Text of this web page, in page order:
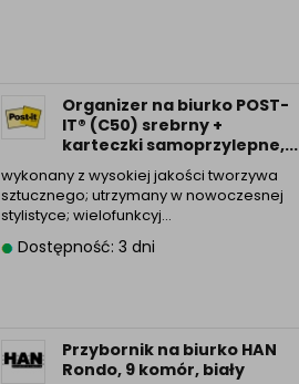
Organizer na biurko POST-
IT® (C50) srebrny +
karteczki samoprzylepne,...
wykonany z wysokiej jakości tworzywa
sztucznego; utrzymany w nowoczesnej
stylistyce; wielofunkcyj...
Dostępność: 3 dni
Przybornik na biurko HAN
Rondo, 9 komór, biały